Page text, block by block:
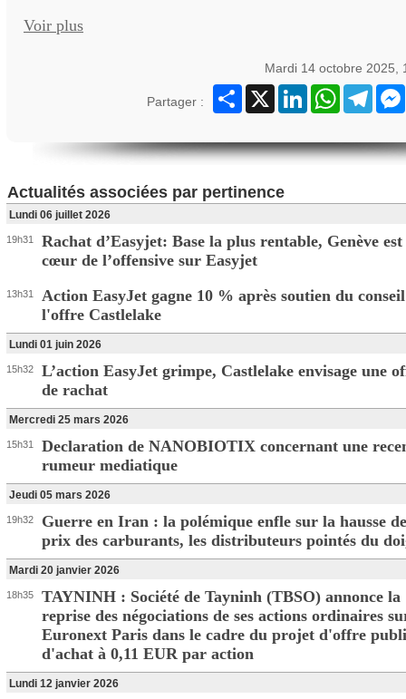
Voir plus
Mardi 14 octobre 2025,
Partager :
Partager
X LinkedInWhatsApp
Actualités associées par pertinence
Lundi 06 juillet 2026
19h31
Rachat d’Easyjet: Base la plus rentable, Genève est
cœur de l’offensive sur Easyjet
13h31
Action EasyJet gagne 10 % après soutien du
l'offre Castlelake
Lundi 01 juin 2026
15h32
L’action EasyJet grimpe, Castlelake envisage une
de rachat
Mercredi 25 mars 2026
15h31
Declaration de NANOBIOTIX concernant une
rumeur mediatique
Jeudi 05 mars 2026
19h32
Guerre en Iran : la polémique enfle sur la hausse
prix des carburants, les distributeurs pointés du
Mardi 20 janvier 2026
18h35
TAYNINH : Société de Tayninh (TBSO) annonce la
reprise des négociations de ses actions ordinaires
Euronext Paris dans le cadre du projet d'offre
d'achat à 0,11 EUR par action
Lundi 12 janvier 2026